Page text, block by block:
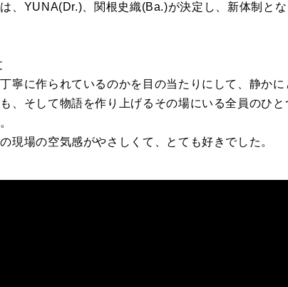
、YUNA(Dr.)、関根史織(Ba.)が決定し、 新体制とな
寧に作られているのかを 目 の当たり にして、静かに
、 そして物語を作り上げるその場にいる全員のひと
の現場の空気感がやさ しくて、 とても好きでした。